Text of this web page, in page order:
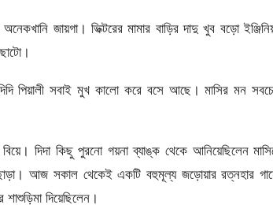
জায়গা। ভিক্টরের মামার বাড়ির দাদু খুব বড়ো
পিয়ালী সবাই মুখ কালো করে বসে আছে। মাসির মন
দিদা কিছু পুরনো গয়না ব্যাঙ্ক থেকে আনিয়েছিলেন
আজ সকাল থেকেই একটি বহুমূল্য জড়োয়ার রত্নহার
দিয়েছিলেন।